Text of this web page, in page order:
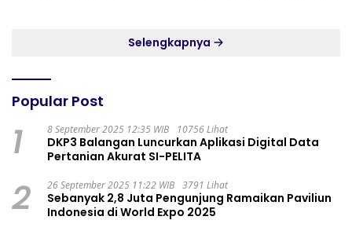
Selengkapnya
Popular Post
1 8 September 2025 12:35 WIB 10756 Lihat
DKP3 Balangan Luncurkan Aplikasi Digital Data
Pertanian Akurat SI-PELITA
2 26 September 2025 11:22 WIB 3791 Lihat
Sebanyak 2,8 Juta Pengunjung Ramaikan Paviliun
Indonesia di World Expo 2025